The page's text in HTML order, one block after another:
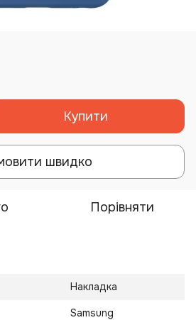
Купити
швидко
Порівняти
Накладка
Samsung